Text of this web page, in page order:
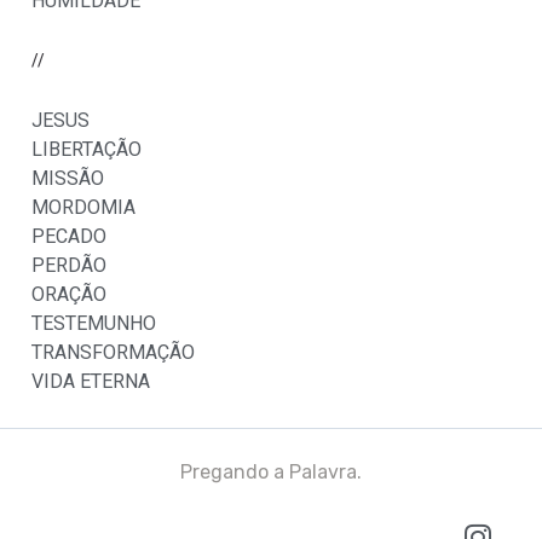
//
JESUS
LIBERTAÇÃO
MISSÃO
MORDOMIA
PECADO
PERDÃO
ORAÇÃO
TESTEMUNHO
TRANSFORMAÇÃO
VIDA ETERNA
Pregando a Palavra.